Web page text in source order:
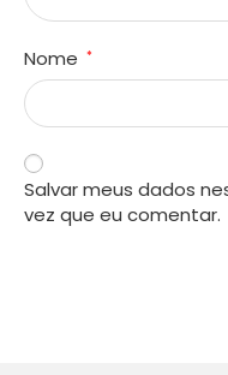
Nome *
Salvar meus dados
vez que eu comentar.